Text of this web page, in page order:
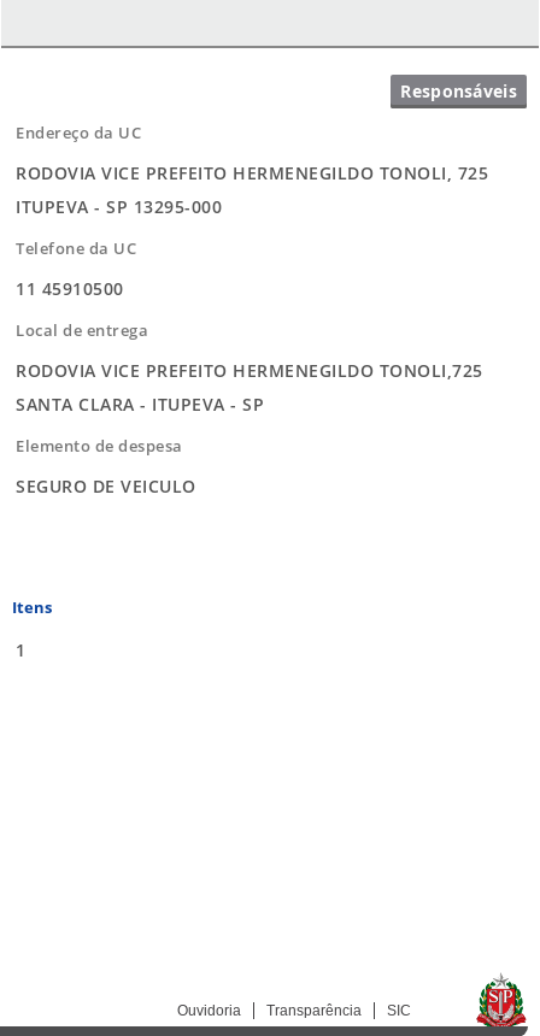
Endereço da UC
RODOVIA VICE PREFEITO HERMENEGILDO TONOLI, 725
ITUPEVA - SP 13295-000
Telefone da UC
11 45910500
Local de entrega
RODOVIA VICE PREFEITO HERMENEGILDO TONOLI,725
SANTA CLARA - ITUPEVA - SP
Elemento de despesa
SEGURO DE VEICULO
Itens
1
Ouvidoria Transparência SIC